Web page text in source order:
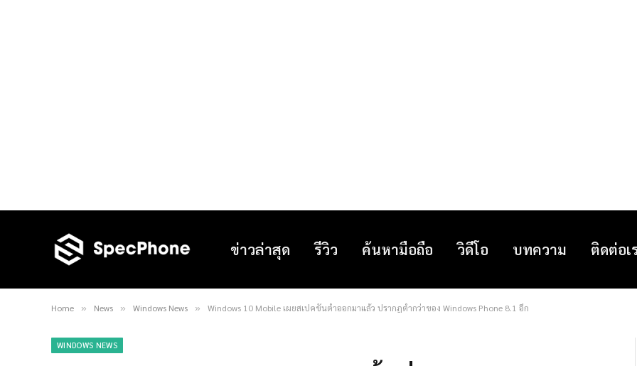
ข่าวล่าสุด รีวิว ค้นหามือถือ วิดีโอ บทความ ติดต่อเ
Home » News » Windows News » Windows 10 Mobile เผยสเปคขั้นต่ำออกมาแล้ว ปรากฎต่ำกว่าของ Windows Phone 8.1 อีก
WINDOWS NEWS